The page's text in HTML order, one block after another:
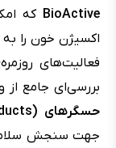
BioActive که
اکسیژن خون را
بررسی‌ای جامع از
حسگرهای AGEs (Advanced Glycation End Products)
جهت سنجش